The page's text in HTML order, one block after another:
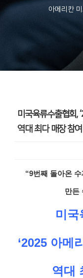
아메리칸
미국육류수출협회,
역대 최다 매장 참여
“9번째 돌아온
만든
미국
‘2025 아메
역대